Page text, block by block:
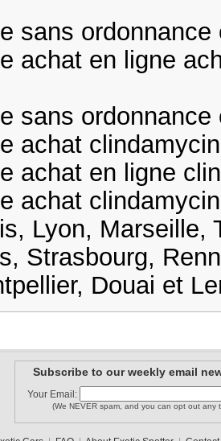
sans
achat en ligne
sans
achat
achat en ligne
achat
Lyon, Marseille,
Strasbourg,
Douai et
Subscribe to our weekly email
Your Email:
(We NEVER spam, and you can opt out any